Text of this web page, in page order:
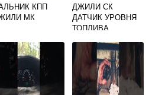
КПП
МК
ДЖИЛИ СК
ДАТЧИК УРОВНЯ
ТОПЛИВА